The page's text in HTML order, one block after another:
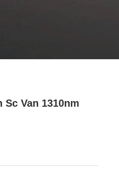
Sc Van 1310nm